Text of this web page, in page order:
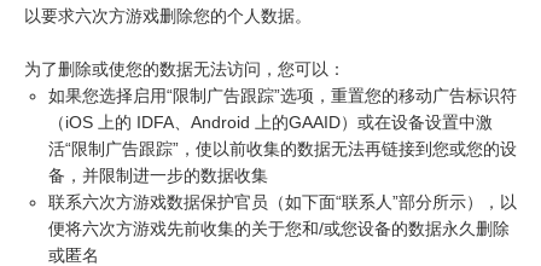
以要求六次方游戏删除您的个人数据。
为了删除或使您的数据无法访问，您可以：
如果您选择启用“限制广告跟踪”选项，重置您的移动广告标识符
（iOS 上的 IDFA、Android 上的GAAID）或在设备设置中激
活“限制广告跟踪”，使以前收集的数据无法再链接到您或您的设
备，并限制进一步的数据收集
联系六次方游戏数据保护官员（如下面“联系人”部分所示），以
便将六次方游戏先前收集的关于您和/或您设备的数据永久删除
或匿名